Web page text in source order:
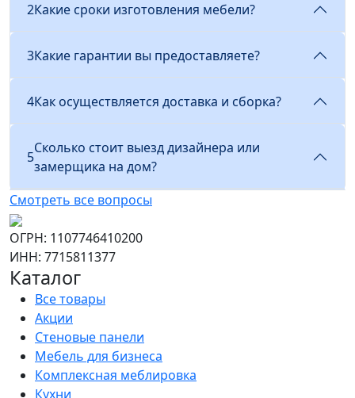
2Какие сроки изготовления мебели?
3Какие гарантии вы предоставляете?
4Как осуществляется доставка и сборка?
5
Сколько стоит выезд дизайнера или
замерщика на дом?
Смотреть все вопросы
ОГРН: 1107746410200
ИНН: 7715811377
Каталог
Все товары
Акции
Стеновые панели
Мебель для бизнеса
Комплексная меблировка
Кухни